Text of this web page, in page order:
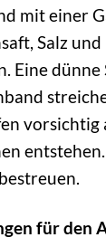
mit einer
Salz
Eine
vorsichtig
für den